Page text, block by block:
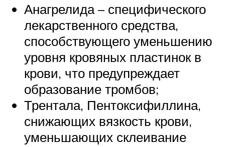
Анагрелида – специфического
лекарственного средства,
способствующего уменьшению
уровня кровяных пластинок в
крови, что предупреждает
образование тромбов;
Трентала, Пентоксифиллина,
снижающих вязкость крови,
уменьшающих склеивание